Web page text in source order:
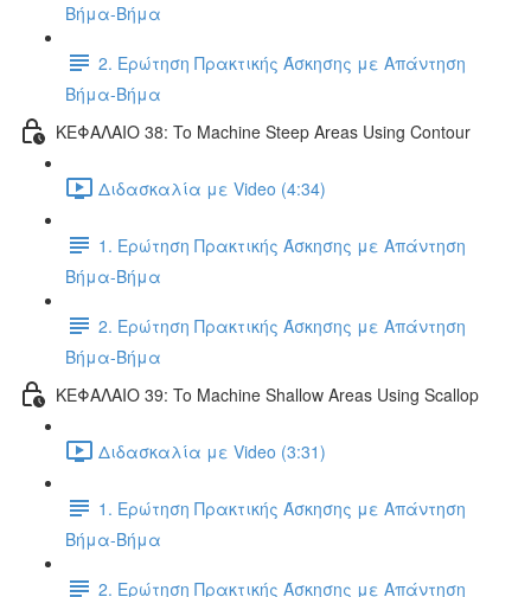
Βήμα-Βήμα
2. Ερώτηση Πρακτικής Άσκησης με Απάντηση
Βήμα-Βήμα
ΚΕΦΑΛΑΙΟ 38: To Machine Steep Areas Using Contour
Διδασκαλία με Video (4:34)
1. Ερώτηση Πρακτικής Άσκησης με Απάντηση
Βήμα-Βήμα
2. Ερώτηση Πρακτικής Άσκησης με Απάντηση
Βήμα-Βήμα
ΚΕΦΑΛΑΙΟ 39: To Machine Shallow Areas Using Scallop
Διδασκαλία με Video (3:31)
1. Ερώτηση Πρακτικής Άσκησης με Απάντηση
Βήμα-Βήμα
2. Ερώτηση Πρακτικής Άσκησης με Απάντηση